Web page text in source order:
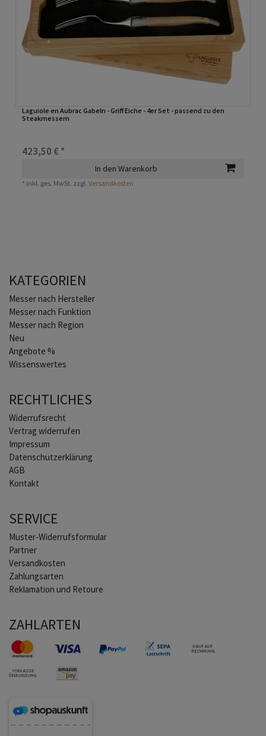
Laguiole en Aubrac Gabeln - Griff Eiche - 4er Set - passend zu den
Steakmessern
423,50 € *
In den Warenkorb
* inkl. ges. MwSt. zzgl.Versandkosten
KATEGORIEN
Home
Messer nach Hersteller
Messer nach Funktion
Messer nach Region
Neu
Angebote %
Wissenswertes
RECHTLICHES
Widerrufs­recht
Vertrag widerrufen
Impressum
Daten­schutz­erklärung
AGB
Kontakt
SERVICE
Muster-Widerrufsformular
Partner
Versandkosten
Zahlungsarten
Reklamation und Retoure
ZAHLARTEN